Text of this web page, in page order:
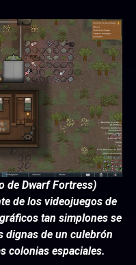
de Dwarf Fortress)
de los videojuegos de
tan simplones se
dignas de un culebrón
colonias espaciales.